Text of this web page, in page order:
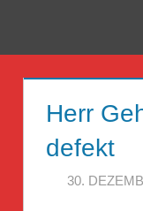
Guckloch
Herr
Geheimrat
Herr
defekt
30.